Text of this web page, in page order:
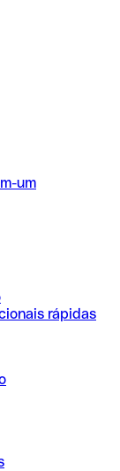
um
rápidas